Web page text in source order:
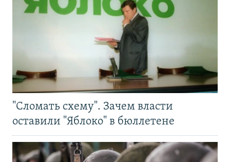
"Сломать схему". Зачем власти
оставили "Яблоко" в бюллетене